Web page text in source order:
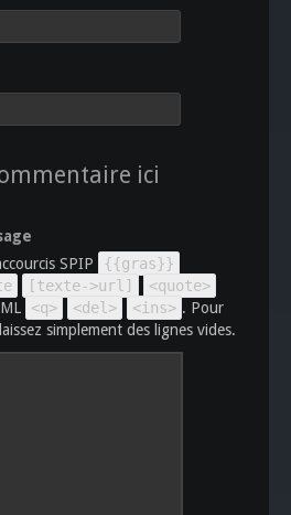
ici
SPIP
{{gras}}
[texte->url]
<quote>
<q> <del> <ins> . Pour
simplement des lignes vides.